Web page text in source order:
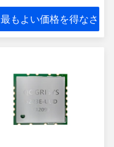
最もよい価格を得なさ